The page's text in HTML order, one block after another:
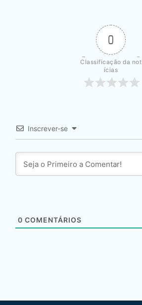
0
Classificação da not
ícias
Inscrever-se
0 COMENTÁRIOS